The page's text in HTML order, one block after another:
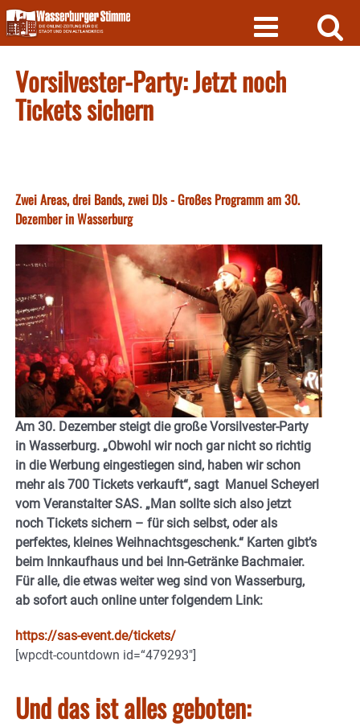
Skip
to
content
Vorsilvester-Party: Jetzt noch
Tickets sichern
Zwei Areas, drei Bands, zwei DJs - Großes Programm am 30.
Dezember in Wasserburg
Am 30. Dezember steigt die große Vorsilvester-Party
in Wasserburg. „Obwohl wir noch gar nicht so richtig
in die Werbung eingestiegen sind, haben wir schon
mehr als 700 Tickets verkauft“, sagt Manuel Scheyerl
vom Veranstalter SAS. „Man sollte sich also jetzt
noch Tickets sichern – für sich selbst, oder als
perfektes, kleines Weihnachtsgeschenk.“ Karten gibt’s
beim Innkaufhaus und bei Inn-Getränke Bachmaier.
Für alle, die etwas weiter weg sind von Wasserburg,
ab sofort auch online unter folgendem Link:
https://sas-event.de/tickets/
[wpcdt-countdown id=“479293″]
Und das ist alles geboten: